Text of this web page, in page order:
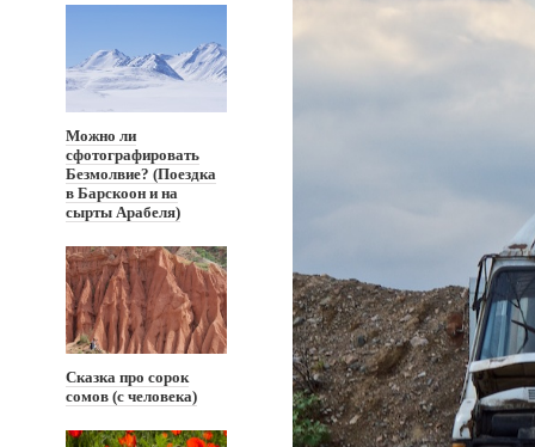
Можно ли
сфотографировать
Безмолвие? (Поездка
в Барскоон и на
сырты Арабеля)
Сказка про сорок
сомов (с человека)